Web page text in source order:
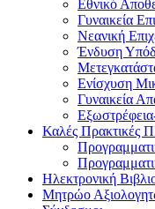
Εθνικό
Γυναικεία
Νεανική
Ένδυση
Ενίσχυση
Γυναικεία
Καλές Πρακτικές
Ηλεκτρονική
Μητρώο